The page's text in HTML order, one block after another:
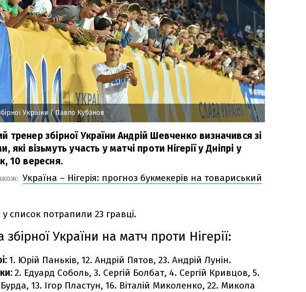
України/ Павло Кубанов
тренер збірної України Андрій Шевченко визначився зі
які візьмуть участь у матчі проти Нігерії у Дніпрі у
10 вересня.
Україна – Нігерія: прогноз букмекерів на товариський
список потрапили 23 гравці.
збірної України на матч проти Нігерії:
1. Юрій Паньків, 12. Андрій Пятов, 23. Андрій Лунін.
2. Едуард Соболь, 3. Сергій Болбат, 4. Сергій Кривцов, 5.
13. Ігор Пластун, 16. Віталій Миколенко, 22. Микола